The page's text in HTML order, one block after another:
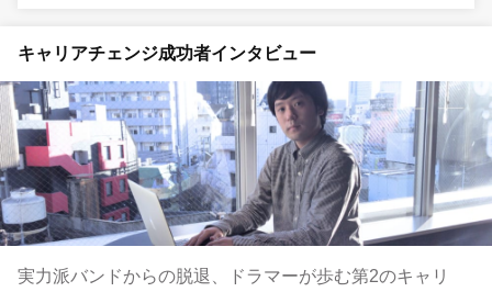
キャリアチェンジ成功者インタビュー
実力派バンドからの脱退、ドラマーが歩む第2のキャリ